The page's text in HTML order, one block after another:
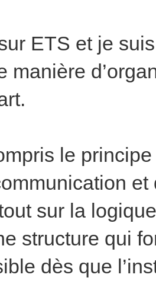
ETS et je
manière
le
sur la
structure qui
dès que